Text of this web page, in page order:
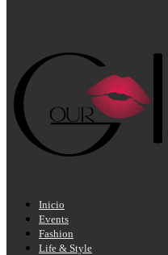
Inicio
Events
Fashion
Life & Style